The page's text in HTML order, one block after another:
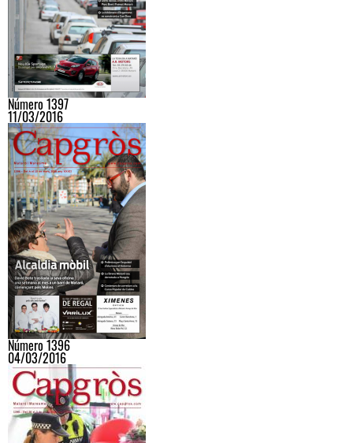
Número 1397
11/03/2016
Número 1396
04/03/2016